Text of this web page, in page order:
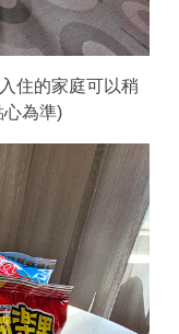
住的家庭可以稍
為準)